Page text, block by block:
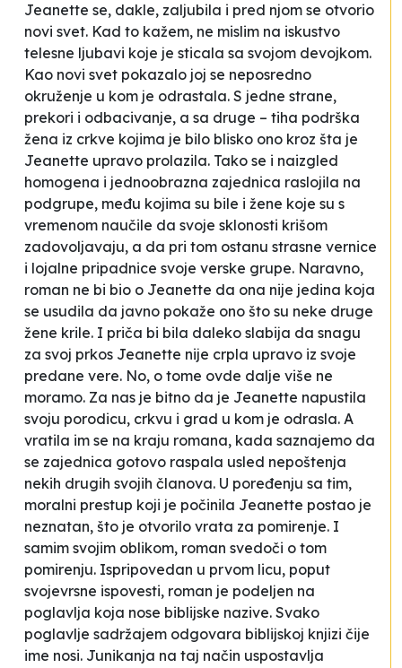
Jeanette se, dakle, zaljubila i pred njom se otvorio
novi svet. Kad to kažem, ne mislim na iskustvo
telesne ljubavi koje je sticala sa svojom devojkom.
Kao novi svet pokazalo joj se neposredno
okruženje u kom je odrastala. S jedne strane,
prekori i odbacivanje, a sa druge – tiha podrška
žena iz crkve kojima je bilo blisko ono kroz šta je
Jeanette upravo prolazila. Tako se i naizgled
homogena i jednoobrazna zajednica raslojila na
podgrupe, među kojima su bile i žene koje su s
vremenom naučile da svoje sklonosti krišom
zadovoljavaju, a da pri tom ostanu strasne vernice
i lojalne pripadnice svoje verske grupe. Naravno,
roman ne bi bio o Jeanette da ona nije jedina koja
se usudila da javno pokaže ono što su neke druge
žene krile. I priča bi bila daleko slabija da snagu
za svoj prkos Jeanette nije crpla upravo iz svoje
predane vere. No, o tome ovde dalje više ne
moramo. Za nas je bitno da je Jeanette napustila
svoju porodicu, crkvu i grad u kom je odrasla. A
vratila im se na kraju romana, kada saznajemo da
se zajednica gotovo raspala usled nepoštenja
nekih drugih svojih članova. U poređenju sa tim,
moralni prestup koji je počinila Jeanette postao je
neznatan, što je otvorilo vrata za pomirenje. I
samim svojim oblikom, roman svedoči o tom
pomirenju. Ispripovedan u prvom licu, poput
svojevrsne ispovesti, roman je podeljen na
poglavlja koja nose biblijske nazive. Svako
poglavlje sadržajem odgovara biblijskoj knjizi čije
ime nosi. Junikanja na taj način uspostavlja